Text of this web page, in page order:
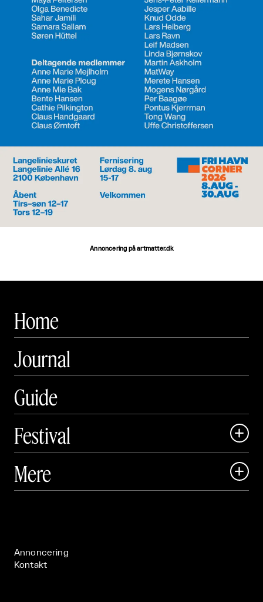
Annoncering på artmatter.dk
Home
Journal
Guide
Festival

 Art Matter Festival
Mere 
Annoncering
Kontakt